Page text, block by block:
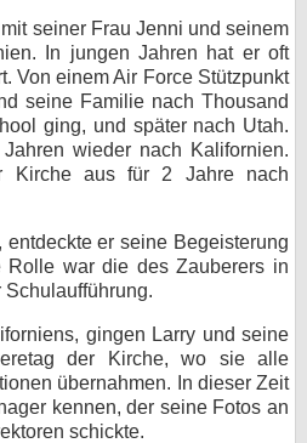
seiner Frau Jenni und seinem
In jungen Jahren hat er oft
Von einem Air Force Stützpunkt
seine Familie nach Thousand
ging, und später nach Utah.
wieder nach Kalifornien.
Kirche aus für 2 Jahre nach
er seine Begeisterung
Rolle war die des Zauberers in
gingen Larry und seine
der Kirche, wo sie alle
übernahmen. In dieser Zeit
kennen, der seine Fotos an
schickte.
KULTUR
Specials
SERVICE
Gewinnspiele
bei X
bei Facebook
Kontakt